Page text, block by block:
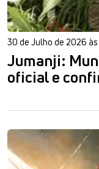
30 de Julho de 2026 às
Jumanji:
oficial e